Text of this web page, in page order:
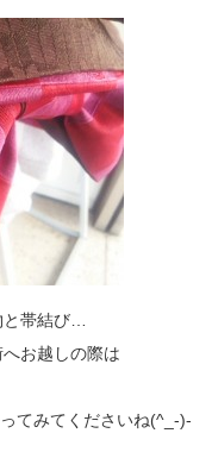
と帯結び…
お越しの際は
てみてくださいね(^_-)-